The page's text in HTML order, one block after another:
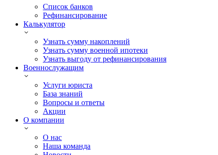
Список банков
Рефинансирование
Калькулятор
Узнать сумму накоплений
Узнать сумму военной ипотеки
Узнать выгоду от рефинансирования
Военнослужащим
Услуги юриста
База знаний
Вопросы и ответы
Акции
О компании
О нас
Наша команда